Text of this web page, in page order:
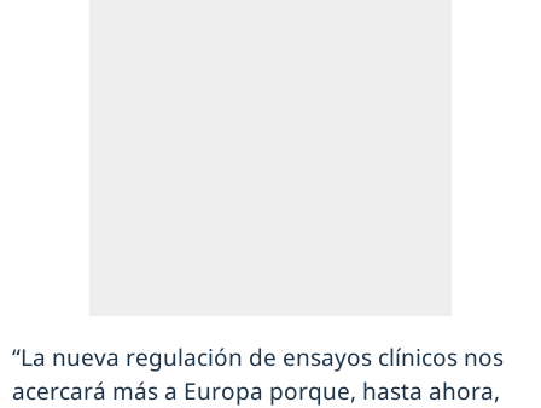
“La nueva regulación de ensayos clínicos nos
acercará más a Europa porque, hasta ahora,